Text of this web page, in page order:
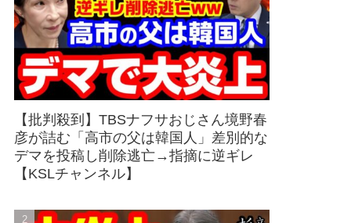
【批判殺到】TBSナフサおじさん境野春
彦が詰む「高市の父は韓国人」差別的な
デマを投稿し削除逃亡→指摘に逆ギレ
【KSLチャンネル】